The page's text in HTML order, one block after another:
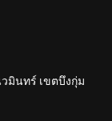
วมินทร์ เขตบึงกุ่ม